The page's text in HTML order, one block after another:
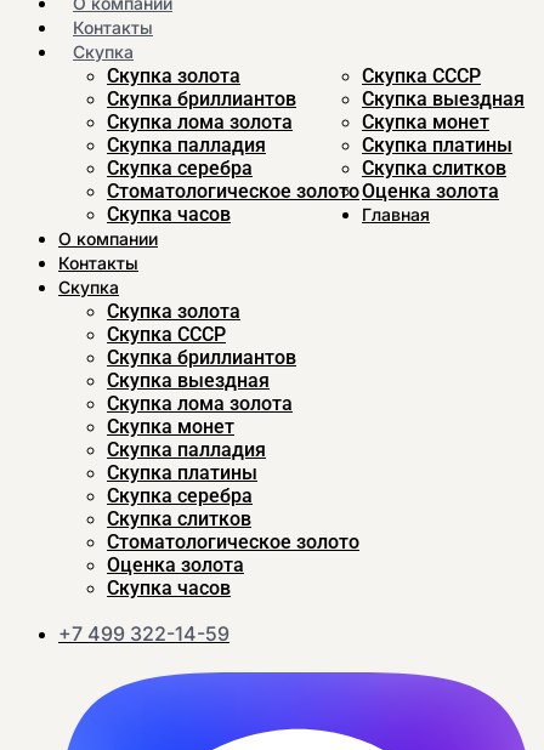
Контакты
Скупка
Скупка золота
Скупка CCСР
Скупка бриллиантов
Скупка выездная
Скупка лома золота
Скупка монет
Скупка палладия
Скупка платины
Скупка серебра
Скупка слитков
Стоматологическое золотоОценка золота
Скупка часов
Главная
О компании
Контакты
Скупка
Скупка золота
Скупка CCСР
Скупка бриллиантов
Скупка выездная
Скупка лома золота
Скупка монет
Скупка палладия
Скупка платины
Скупка серебра
Скупка слитков
Стоматологическое золото
Оценка золота
Скупка часов
+7 499 322-14-59